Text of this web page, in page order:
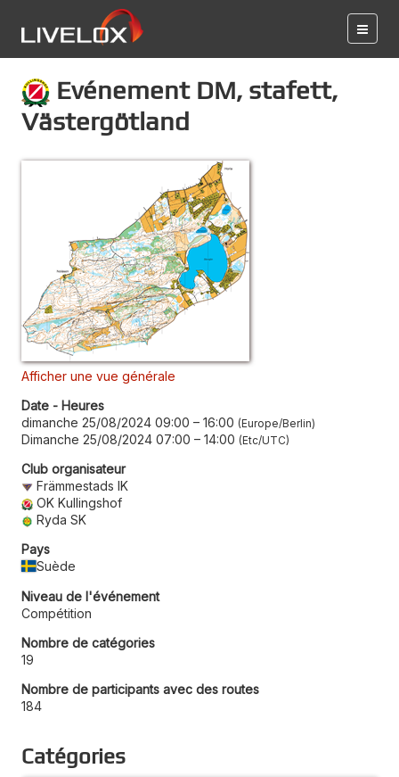
Evénement DM, stafett,
Västergötland
Afficher une vue générale
Date - Heures
dimanche 25/08/2024 09:00 – 16:00 Europe/Berlin
Dimanche 25/08/2024 07:00 – 14:00 Etc/UTC
Club organisateur
Främmestads IK
OK Kullingshof
Ryda SK
Pays
Suède
Niveau de l'événement
Compétition
Nombre de catégories
19
Nombre de participants avec des routes
184
Catégories